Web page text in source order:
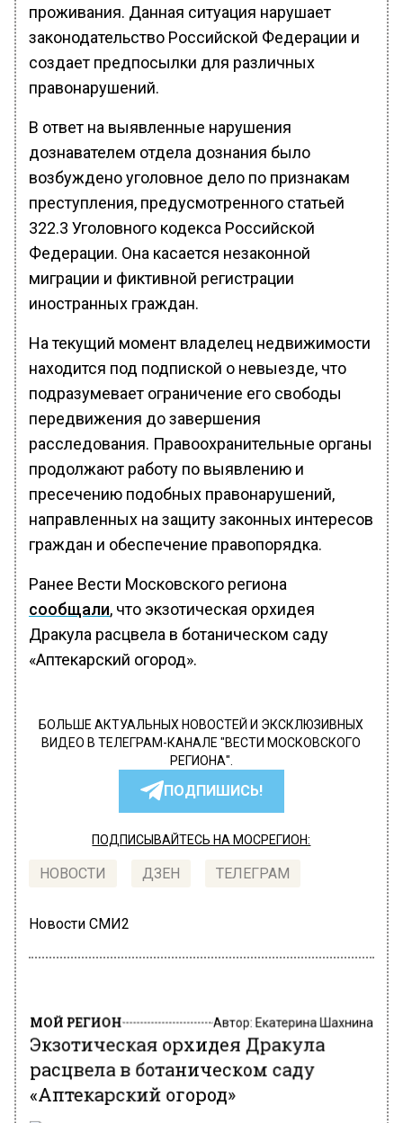
проживания. Данная ситуация нарушает
законодательство Российской Федерации и
создает предпосылки для различных
правонарушений.
В ответ на выявленные нарушения
дознавателем отдела дознания было
возбуждено уголовное дело по признакам
преступления, предусмотренного статьей
322.3 Уголовного кодекса Российской
Федерации. Она касается незаконной
миграции и фиктивной регистрации
иностранных граждан.
На текущий момент владелец недвижимости
находится под подпиской о невыезде, что
подразумевает ограничение его свободы
передвижения до завершения
расследования. Правоохранительные органы
продолжают работу по выявлению и
пресечению подобных правонарушений,
направленных на защиту законных интересов
граждан и обеспечение правопорядка.
Ранее Вести Московского региона
сообщали, что экзотическая орхидея
Дракула расцвела в ботаническом саду
«Аптекарский огород».
БОЛЬШЕ АКТУАЛЬНЫХ НОВОСТЕЙ И ЭКСКЛЮЗИВНЫХ
ВИДЕО В ТЕЛЕГРАМ-КАНАЛЕ "ВЕСТИ МОСКОВСКОГО
РЕГИОНА".
ПОДПИШИСЬ!
ПОДПИСЫВАЙТЕСЬ НА МОСРЕГИОН:
НОВОСТИ ДЗЕН ТЕЛЕГРАМ
Новости СМИ2
МОЙ РЕГИОН Автор: Екатерина Шахнина
Экзотическая орхидея Дракула
расцвела в ботаническом саду
«Аптекарский огород»